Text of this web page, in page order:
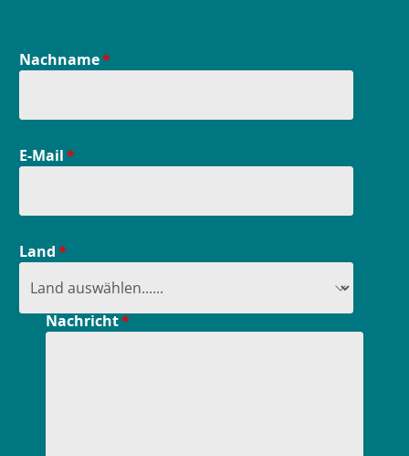
Nachname
E-Mail
Land
Nachricht